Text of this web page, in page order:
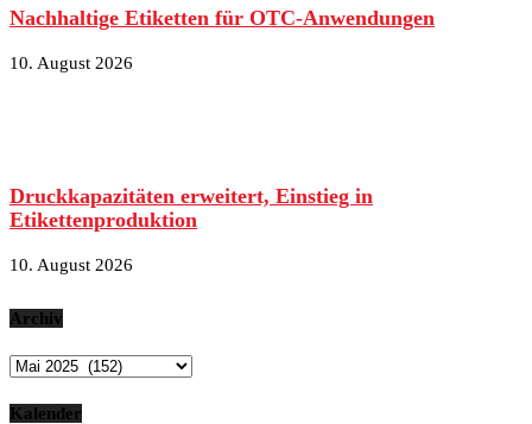
Nachhaltige Etiketten für OTC-Anwendungen
10. August 2026
Druckkapazitäten erweitert, Einstieg in
Etikettenproduktion
10. August 2026
Archiv
Archiv
Kalender